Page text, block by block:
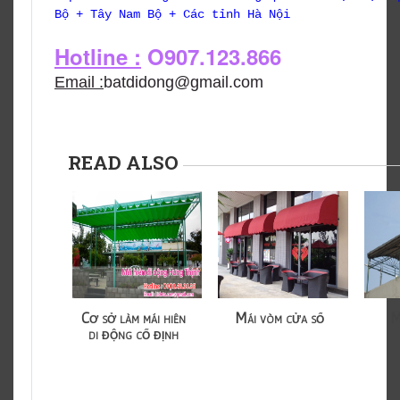
Bộ + Tây Nam Bộ + Các tỉnh Hà Nội
Hotline : O907.123.866
Email :batdidong@gmail.com
READ ALSO
Cơ sở làm mái hiên
di động cố định
Mái vòm cửa sổ